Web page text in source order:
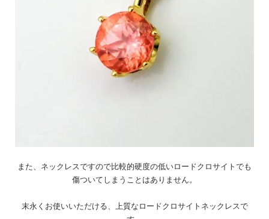
また、ネックレスですので比較的硬度の低いロードクロサイトでも
傷ついてしまうことはありません。
末永くお使いいただける、上質なロードクロサイトネックレスで